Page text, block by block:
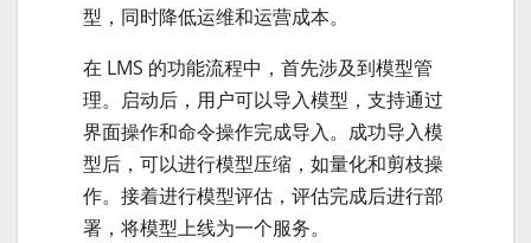
型，同时降低运维和运营成本。
在 LMS 的功能流程中，首先涉及到模型管
理。启动后，用户可以导入模型，支持通过
界面操作和命令操作完成导入。成功导入模
型后，可以进行模型压缩，如量化和剪枝操
作。接着进行模型评估，评估完成后进行部
署，将模型上线为一个服务。